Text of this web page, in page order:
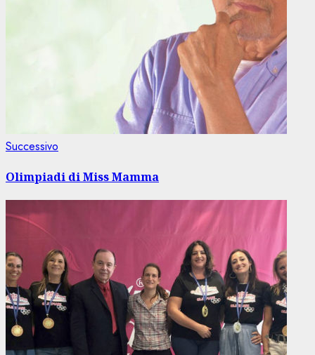
Successivo
Olimpiadi di Miss Mamma